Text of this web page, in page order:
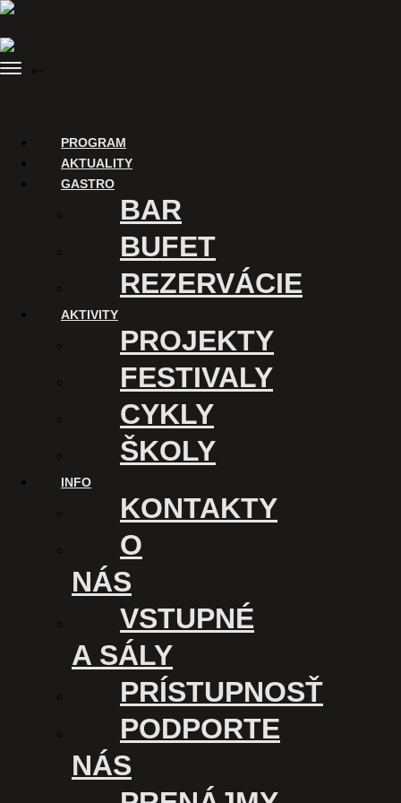
Skip
content
Menu
PROGRAM
AKTUALITY
GASTRO
BAR
BUFET
REZERVÁCIE
AKTIVITY
PROJEKTY
FESTIVALY
CYKLY
ŠKOLY
INFO
KONTAKTY
O
NÁS
VSTUPNÉ
A SÁLY
PRÍSTUPNOSŤ
PODPORTE
NÁS
uvádzanie filmov v tomto
kine podporuje
Kasárenské nám. 1
040 01 Košice